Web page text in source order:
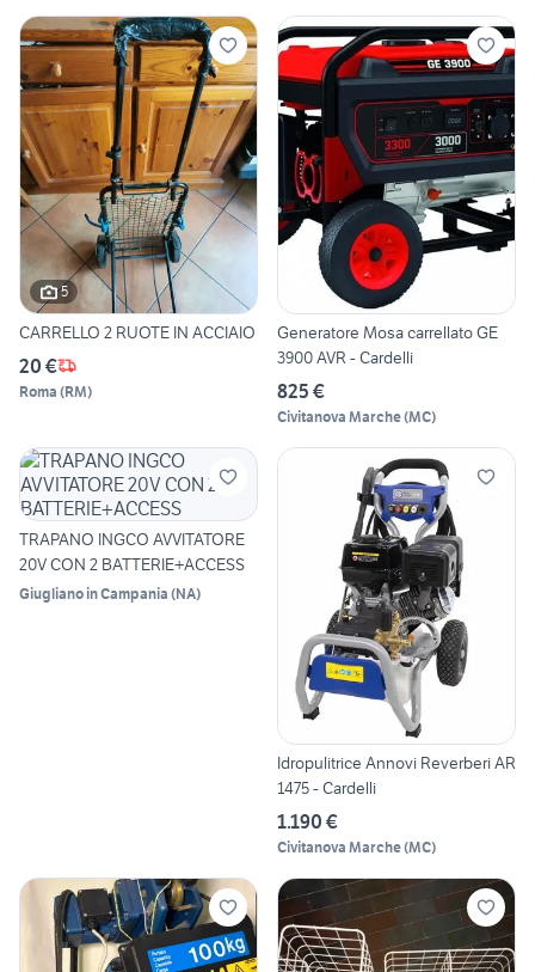
5
CARRELLO 2 RUOTE IN ACCIAIO
20 €
Roma (RM)
Generatore Mosa carrellato GE
3900 AVR - Cardelli
825 €
Civitanova Marche(MC)
TRAPANO INGCO AVVITATORE
20V CON 2 BATTERIE+ACCESS
Giugliano in Campania (NA)
Idropulitrice Annovi Reverberi AR
1475 - Cardelli
1.190 €
Civitanova Marche(MC)